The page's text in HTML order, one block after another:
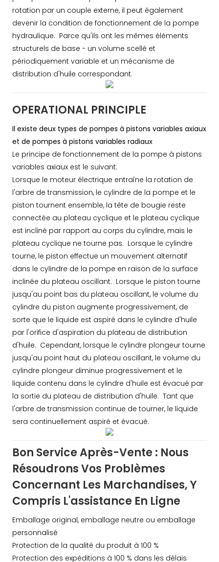
rotation par un couple externe, il peut également
devenir la condition de fonctionnement de la pompe
hydraulique. Parce qu'ils ont les mêmes éléments
structurels de base - un volume scellé et
périodiquement variable et un mécanisme de
distribution d'huile correspondant.
OPERATIONAL PRINCIPLE
Il existe deux types de pompes à pistons variables axiaux
et de pompes à pistons variables radiaux
Le principe de fonctionnement de la pompe à pistons
variables axiaux est le suivant:
Lorsque le moteur électrique entraîne la rotation de
l'arbre de transmission, le cylindre de la pompe et le
piston tournent ensemble, la tête de bougie reste
connectée au plateau cyclique et le plateau cyclique
est incliné par rapport au corps du cylindre, mais le
plateau cyclique ne tourne pas. Lorsque le cylindre
tourne, le piston effectue un mouvement alternatif
dans le cylindre de la pompe en raison de la surface
inclinée du plateau oscillant. Lorsque le piston tourne
jusqu'au point bas du plateau oscillant, le volume du
cylindre du piston augmente progressivement, de
sorte que le liquide est aspiré dans le cylindre d'huile
par l'orifice d'aspiration du plateau de distribution
d'huile. Cependant, lorsque le cylindre plongeur tourne
jusqu'au point haut du plateau oscillant, le volume du
cylindre plongeur diminue progressivement et le
liquide contenu dans le cylindre d'huile est évacué par
la sortie du plateau de distribution d'huile. Tant que
l'arbre de transmission continue de tourner, le liquide
sera continuellement aspiré et évacué.
Bon Service Après-Vente : Nous
Résoudrons Vos Problèmes
Concernant Les Marchandises, Y
Compris L'assistance En Ligne
Emballage original, emballage neutre ou emballage
personnalisé
Protection de la qualité du produit à 100 %
Protection des expéditions à 100 % dans les délais